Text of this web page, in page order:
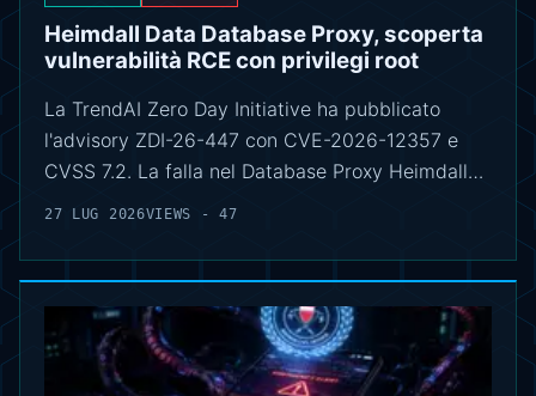
Heimdall Data Database Proxy, scoperta
vulnerabilità RCE con privilegi root
La TrendAI Zero Day Initiative ha pubblicato
l'advisory ZDI-26-447 con CVE-2026-12357 e
CVSS 7.2. La falla nel Database Proxy Heimdall…
27 LUG 2026VIEWS - 47